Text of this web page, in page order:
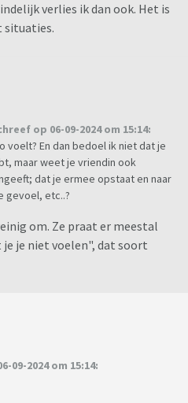
verlies ik dan ook. Het is
situaties.
op 06-09-2024 om 15:14:
voelt? En dan bedoel ik niet dat je
maar weet je vriendin ook
dat je ermee opstaat en naar
gevoel, etc..?
om. Ze praat er meestal
je niet voelen", dat soort
09-2024 om 15:14: